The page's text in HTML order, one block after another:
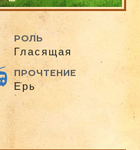
РОЛЬ
Гласящая
ПРОЧТЕНИЕ
Ерь